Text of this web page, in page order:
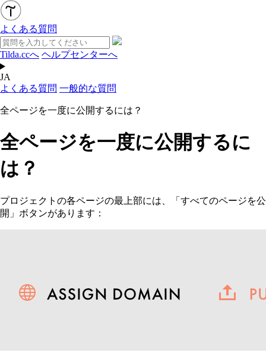
よくある質問
Tilda.ccへ ヘルプセンターへ
JA
よくある質問 一般的な質問
全ページを一度に公開するには？
全ページを一度に公開するに
は？
プロジェクトの各ページの最上部には、「すべてのページを公
開」ボタンがあります：